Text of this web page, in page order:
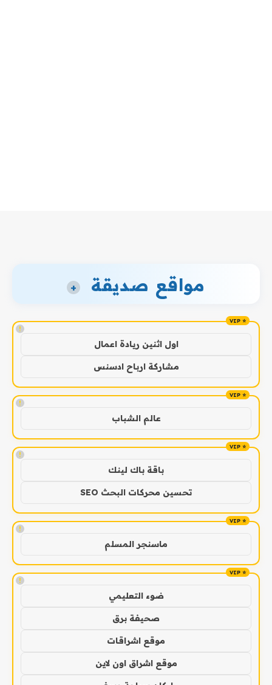
مواقع صديقة +
!
اول اثنين ريادة اعمال
مشاركة ارباح ادسنس
!
عالم الشباب
!
باقة باك لينك
تحسين محركات البحث SEO
!
ماسنجر المسلم
!
ضوء التعليمي
صحيفة برق
موقع اشراقات
موقع اشراق اون لاين